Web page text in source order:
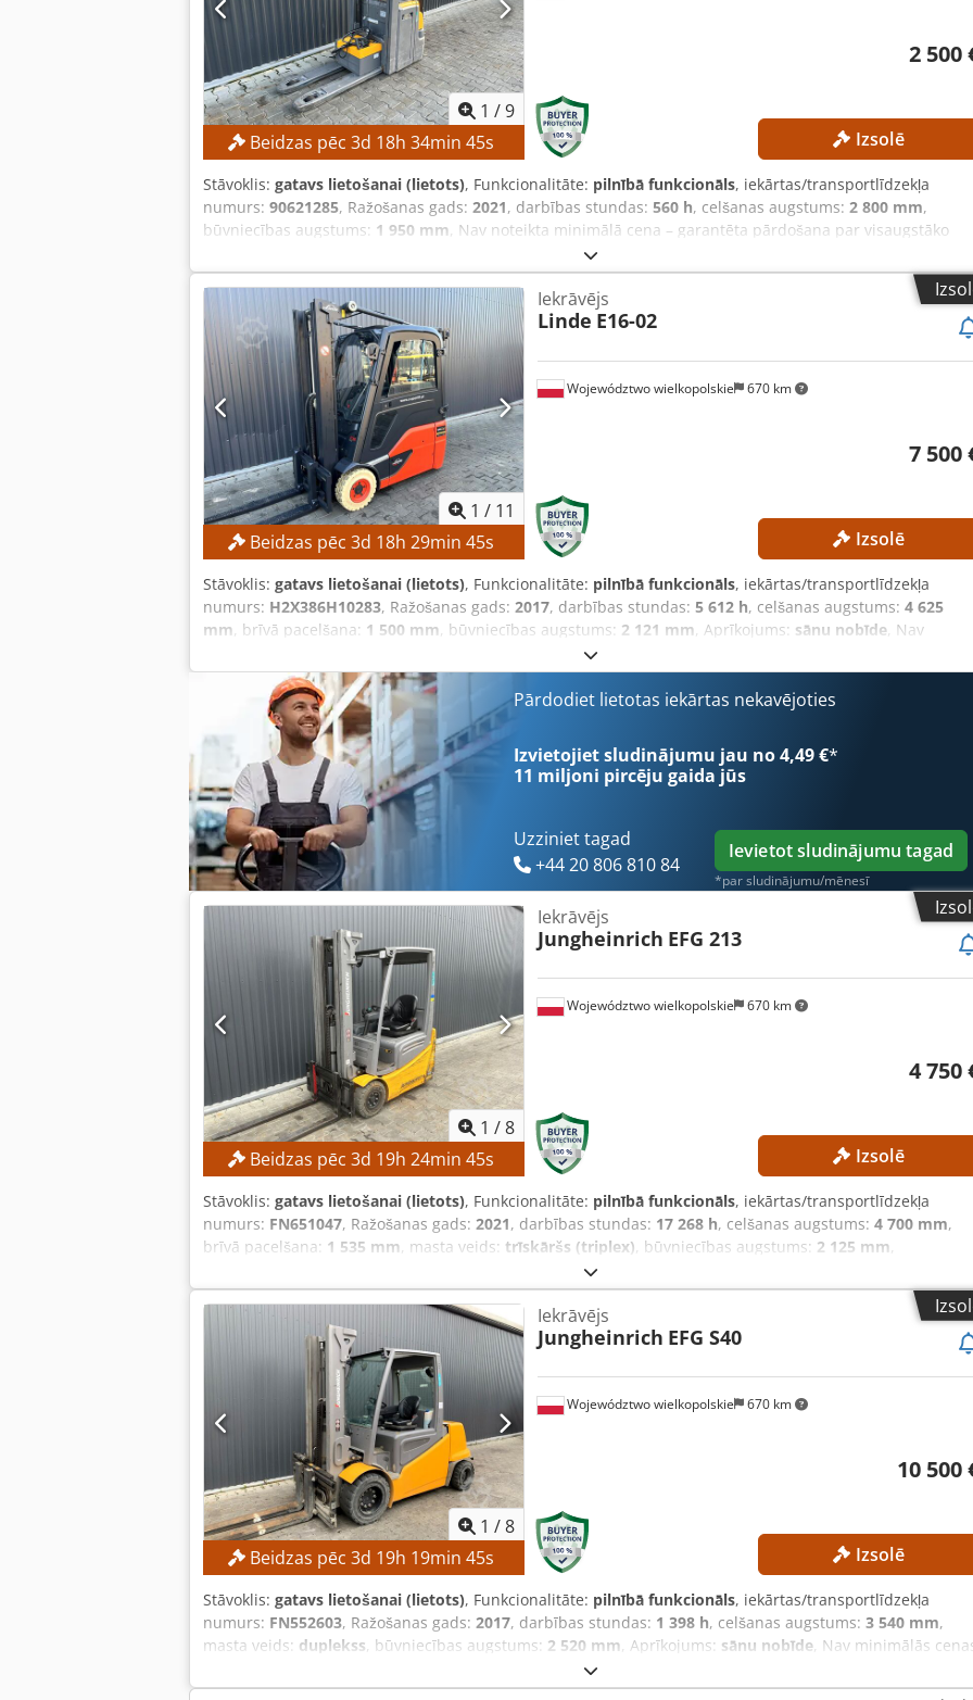
1 /9
Beidzas pēc3d 18h34min44s
2 500
Izsolē
Stāvoklis: gatavs lietošanai (lietots), Funkcionalitāte: pilnībā funkcionāls, iekārtas/transportlīdzekļa
numurs: 90621285, Ražošanas gads: 2021, darbības stundas: 560 h, celšanas augstums: 2 800 mm,
būvniecības augstums: 1 950 mm, Nav noteikta minimālā cena – garantēta pārdošana par visaugstāko
piedāvāto cenu! TEHNISKIE DATI Pacelšanas augstums: 2800 mm Konstrukcijas augstums: 1950 mm
IERĪCES DATI Masta tips: standarta masts Akumulatora tips: litija jonu akumulators Darba stundu skaits:
560 st. APRĪKOJUMS Sākotnējais pacelšanas augstums Lādētājs Dcodpozrlw Ajfx Alcsk Ārējā atsauce:
SL1145SP
1 / 11
Beidzas pēc3d 18h29min44s
Województwo wielkopolskie 670 km
Iekrāvējs
Linde E16-02
7 500
Izsolē
Stāvoklis: gatavs lietošanai (lietots), Funkcionalitāte: pilnībā funkcionāls, iekārtas/transportlīdzekļa
numurs: H2X386H10283, Ražošanas gads: 2017, darbības stundas: 5 612 h, celšanas augstums: 4 625
mm, brīvā pacelšana: 1 500 mm, būvniecības augstums: 2 121 mm, Aprīkojums: sānu nobīde, Nav
noteikta minimālā cena — garantēta pārdošana par visaugstāko piedāvāto cenu! TEHNISKIE PARAMETRI
Pacelšanas augstums: 4625 mm Kopējais augstums: 2121 mm Brīvais pacelšanas augstums: 1500 mm
Dodpozrlwijfx Alcsck IERĪCES PARAMETRI Masta tips: trīskāršs masts ar brīvo pacelšanas augstumu
Akumulatora spriegums: 48 V Akumulatora ietilpība: 585 Ah Riepas: jaunas Darba stundas: 5612 h
APRĪKOJUMS Kabīne Akumulators Lādētājs Sāniskais pārvietotājs Ārējā atsauce: SL11370SP
Pārdodiet lietotas iekārtas nekavējoties
Izvietojiet sludinājumu jau no 4,49 €*
11 miljoni pircēju gaida jūs
Uzziniet tagad
+44 20 806 810 84
Ievietot sludinājumu tagad
*par sludinājumu/mēnesī
1 /8
Beidzas pēc3d 19h24min44s
Województwo wielkopolskie 670 km
Iekrāvējs
Jungheinrich EFG 213
4 750
Izsolē
Stāvoklis: gatavs lietošanai (lietots), Funkcionalitāte: pilnībā funkcionāls, iekārtas/transportlīdzekļa
numurs: FN651047, Ražošanas gads: 2021, darbības stundas: 17 268 h, celšanas augstums: 4 700 mm,
brīvā pacelšana: 1 535 mm, masta veids: trīskāršs (triplex), būvniecības augstums: 2 125 mm,
, Nav noteikta minimālā cena – garantēta pārdošana par visaugstāko cenu!
TEHNISKIE PARAMETRI Pacelšanas augstums: 4700 mm Kopējais augstums: 2125 mm Brīvais pacelšanas
augstums: 1535 mm IERĪCES PARAMETRI Masta tips: Trīskāršs masts ar brīvo pacelšanas funkciju
Dsdpfxjzrlv Ee Alceck Akumulatora spriegums: 48 V Akumulatora ietilpība: 500 Ah Darbības stundas:
17 268 h APRĪKOJUMS Sānu pārvietotājs Akumulators Lādētājs Ārējā atsauce: SL12191SP
1 /8
Beidzas pēc3d 19h 19min44s
Województwo wielkopolskie 670 km
Iekrāvējs
Jungheinrich EFG S40
10 500
Izsolē
Stāvoklis: gatavs lietošanai (lietots), Funkcionalitāte: pilnībā funkcionāls, iekārtas/transportlīdzekļa
numurs: FN552603, Ražošanas gads: 2017, darbības stundas: 1 398 h, celšanas augstums: 3 540 mm,
masta veids: duplekss, būvniecības augstums: 2 520 mm, Aprīkojums: sānu nobīde, Nav minimālās
– garantēta pārdošana par visaugstāko cenu! TEHNISKIE DATI Pacelšanas augstums: 3540 mm Būves
augstums: 2520 mm IERĪCES DATI Masta tips: divkāršais masts ar pilnīgu pacelšanas funkciju